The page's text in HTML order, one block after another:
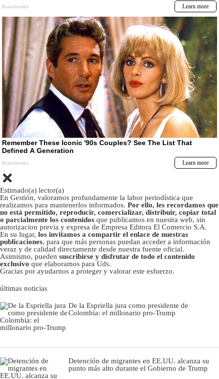
Estimado(a) lector(a)
En Gestión, valoramos profundamente la labor periodística que
realizamos para mantenerlos informados. Por ello, les recordamos que
no está permitido, reproducir, comercializar, distribuir, copiar total
o parcialmente los contenidos que publicamos en nuestra web, sin
autorizacion previa y expresa de Empresa Editora El Comercio S.A.
En su lugar, los invitamos a compartir el enlace de nuestras
publicaciones, para que más personas puedan acceder a información
veraz y de calidad directamente desde nuestra fuente oficial.
Asimismo, pueden suscribirse y disfrutar de todo el contenido
exclusivo que elaboramos para Uds.
Gracias por ayudarnos a proteger y valorar este esfuerzo.
últimas noticias
De la Espriella jura como presidente de
Colombia: el millonario pro-Trump
Detención de migrantes en EE.UU. alcanza su
punto más alto durante el Gobierno de Trump